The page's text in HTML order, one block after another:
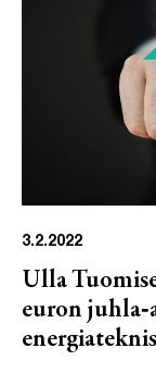
3.2.2022
Ulla
euron